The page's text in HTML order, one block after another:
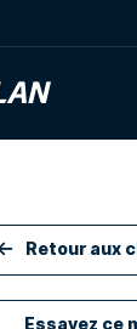
Retour aux